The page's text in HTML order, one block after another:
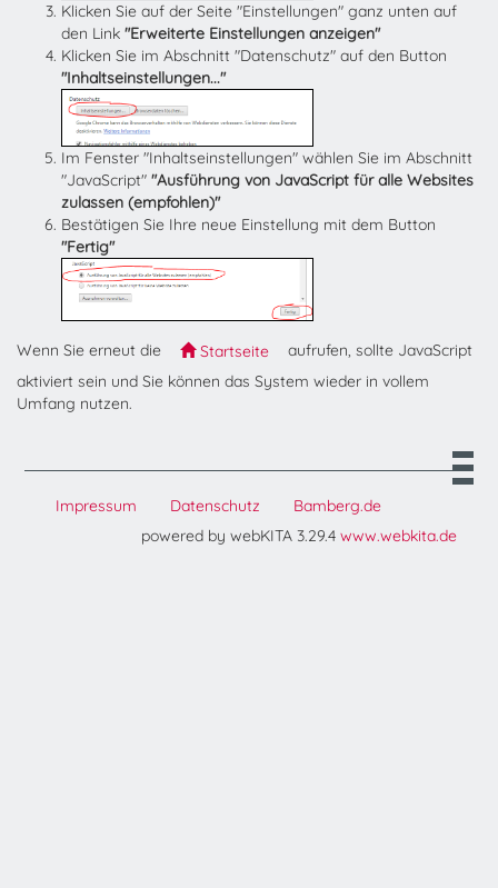
Klicken Sie auf der Seite "Einstellungen" ganz unten auf
den Link "Erweiterte Einstellungen anzeigen"
Klicken Sie im Abschnitt "Datenschutz" auf den Button
"Inhaltseinstellungen..."
Im Fenster "Inhaltseinstellungen" wählen Sie im Abschnitt
"JavaScript" "Ausführung von JavaScript für alle Websites
zulassen (empfohlen)"
Bestätigen Sie Ihre neue Einstellung mit dem Button
"Fertig"
Wenn Sie erneut die Startseite
aufrufen, sollte JavaScript
aktiviert sein und Sie können das System wieder in vollem
Umfang nutzen.
Impressum Datenschutz
Bamberg.de
powered by webKITA 3.29.4 www.webkita.de